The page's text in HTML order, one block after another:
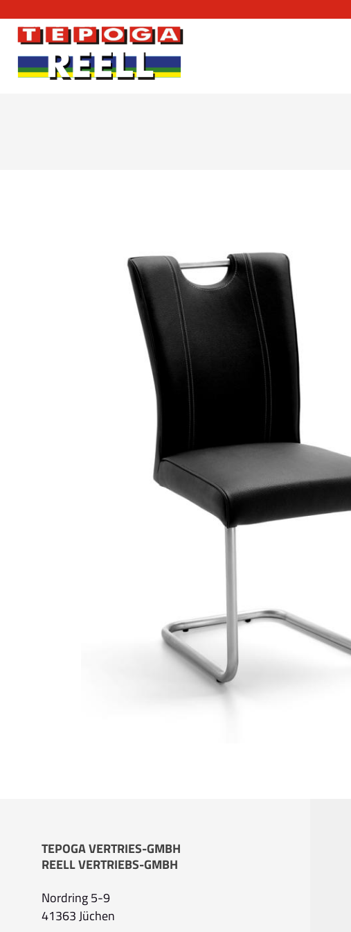
TEPOGA VERTRIES-GMBH
REELL VERTRIEBS-GMBH
Nordring 5-9
41363 Jüchen